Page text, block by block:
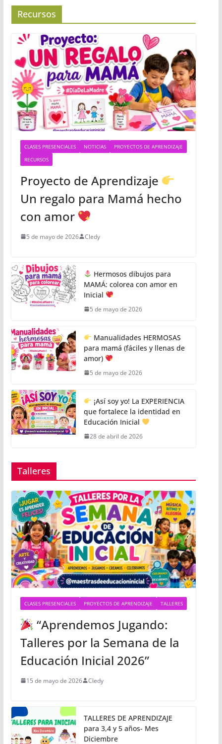
Recursos
CLASES PRESENCIALES NOTICIAS
PROYECTOS DE APRENDIZAJE
RECURSOS
Proyecto de Aprendizaje
Un regalo para Mamá hecho
con amor
5 de mayo de 2026 Cledy
Hermosos dibujos para
MAMÁ: colorea con amor en
Inicial
5 de mayo de 2026
Manualidades HERMOSAS
para mamá (fáciles y llenas de
amor)
5 de mayo de 2026
¡Así soy yo! La EXPERIENCIA
que fortalece la identidad en
Educación Inicial
28 de abril de 2026
Talleres
CLASES PRESENCIALES PROYECTOS DE APRENDIZAJE TALLERES
“Aprendemos Jugando:
Talleres por la Semana de la
Educación Inicial 2026”
15 de mayo de 2026 Cledy
TALLERES DE APRENDIZAJE
para 3,4 y 5 años- Mes
Diciembre